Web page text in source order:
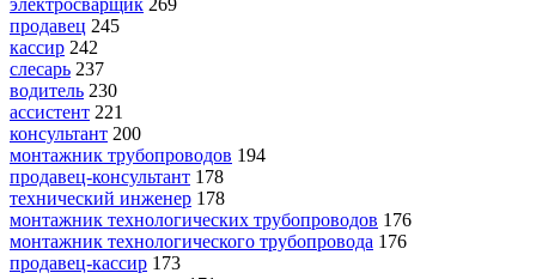
продавец 245
кассир 242
слесарь 237
водитель 230
ассистент 221
консультант 200
монтажник трубопроводов 194
продавец-консультант 178
технический инженер 178
монтажник технологических трубопроводов 176
монтажник технологического трубопровода 176
продавец-кассир 173